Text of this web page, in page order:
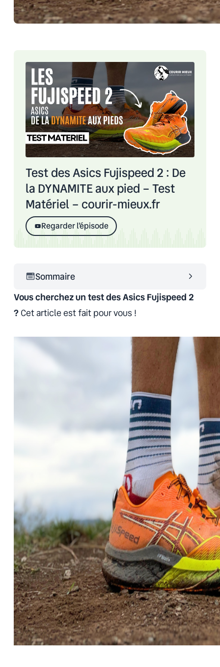
Test des Asics Fujispeed 2 : De
la DYNAMITE aux pied – Test
Matériel – courir-mieux.fr
Regarder l'épisode
Sommaire
Vous cherchez un test des Asics Fujispeed 2
?Cet article est fait pour vous !